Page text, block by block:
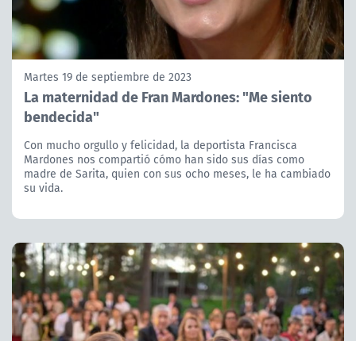
Martes 19 de septiembre de 2023
La maternidad de Fran Mardones: "Me siento
bendecida"
Con mucho orgullo y felicidad, la deportista Francisca
Mardones nos compartió cómo han sido sus días como
madre de Sarita, quien con sus ocho meses, le ha cambiado
su vida.